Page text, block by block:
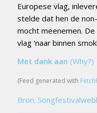
Europese vlag,
stelde dat hen de
mocht meenemen.
vlag ‘naar binnen
Met dank aan (Why?)
(Feed generated with
Bron: